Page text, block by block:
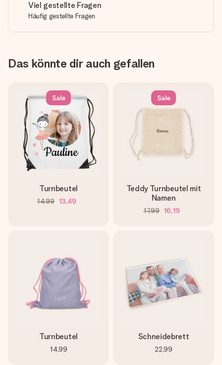
Viel gestellte Fragen
Häufig gestellte Fragen
Das könnte dir auch gefallen
Sale
Turnbeutel
14,99 13,49
Sale
Teddy Turnbeutel mit
Namen
17,99 16,19
Turnbeutel
14,99
Schneidebrett
22,99